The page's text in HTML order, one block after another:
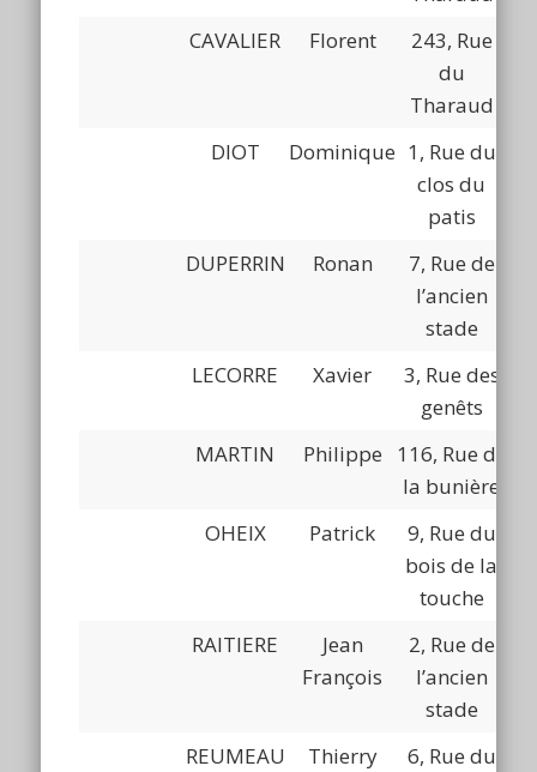
CAVALIER
Florent
243, Rue
du
Tharaud
DIOT
Dominique 1, Rue du
clos du
patis
DUPERRIN
Ronan
7, Rue de
l’ancien
stade
LECORRE
Xavier
3, Rue des
genêts
MARTIN
Philippe
116, Rue de
la bunière
OHEIX
Patrick
9, Rue du
bois de la
touche
RAITIERE
Jean
François
2, Rue de
l’ancien
stade
REUMEAU
Thierry
6, Rue du